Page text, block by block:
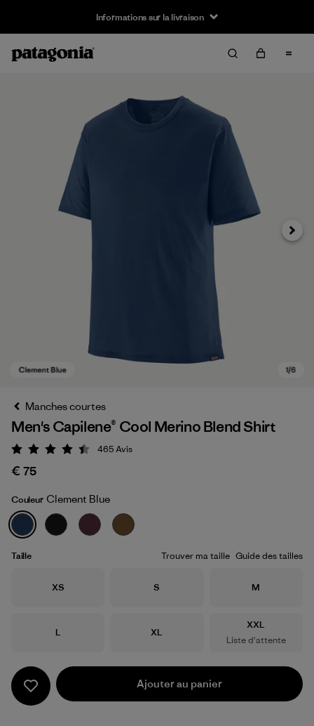
Informations sur la livraison
Clement Blue
Manches courtes
Men's Capilene® Cool Merino Blend Shirt
Évaluation: 4.4 / 5
465Avis
€ 75
Couleur Clement Blue
Taille Trouver ma taille Guide des tailles
Taille
XS Taille
S Taille
M
Taille
L Taille
XL
Taille
XXL
Liste d'attente
Ajouter au panier